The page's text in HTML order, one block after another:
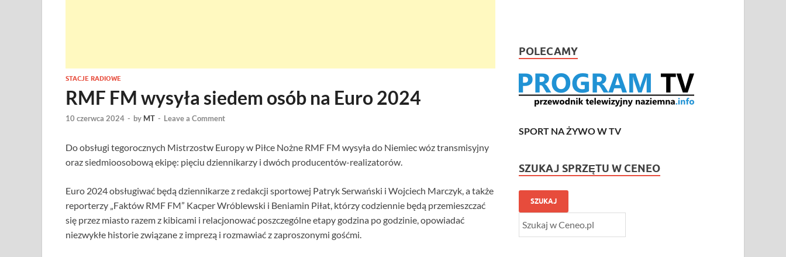
STACJE RADIOWE
RMF FM wysyła siedem osób na Euro 2024
10 czerwca 2024 - by MT - Leave a Comment
Do obsługi tegorocznych Mistrzostw Europy w Piłce Nożne RMF FM wysyła do Niemiec wóz transmisyjny
oraz siedmioosobową ekipę: pięciu dziennikarzy i dwóch producentów-realizatorów.
Euro 2024 obsługiwać będą dziennikarze z redakcji sportowej Patryk Serwański i Wojciech Marczyk, a także
reporterzy „Faktów RMF FM” Kacper Wróblewski i Beniamin Piłat, którzy codziennie będą przemieszczać
się przez miasto razem z kibicami i relacjonować poszczególne etapy godzina po godzinie, opowiadać
niezwykłe historie związane z imprezą i rozmawiać z zaproszonymi gośćmi.
POLECAMY
SPORT NA ŻYWO W TV
SZUKAJ SPRZĘTU W CENEO
SZUKAJ